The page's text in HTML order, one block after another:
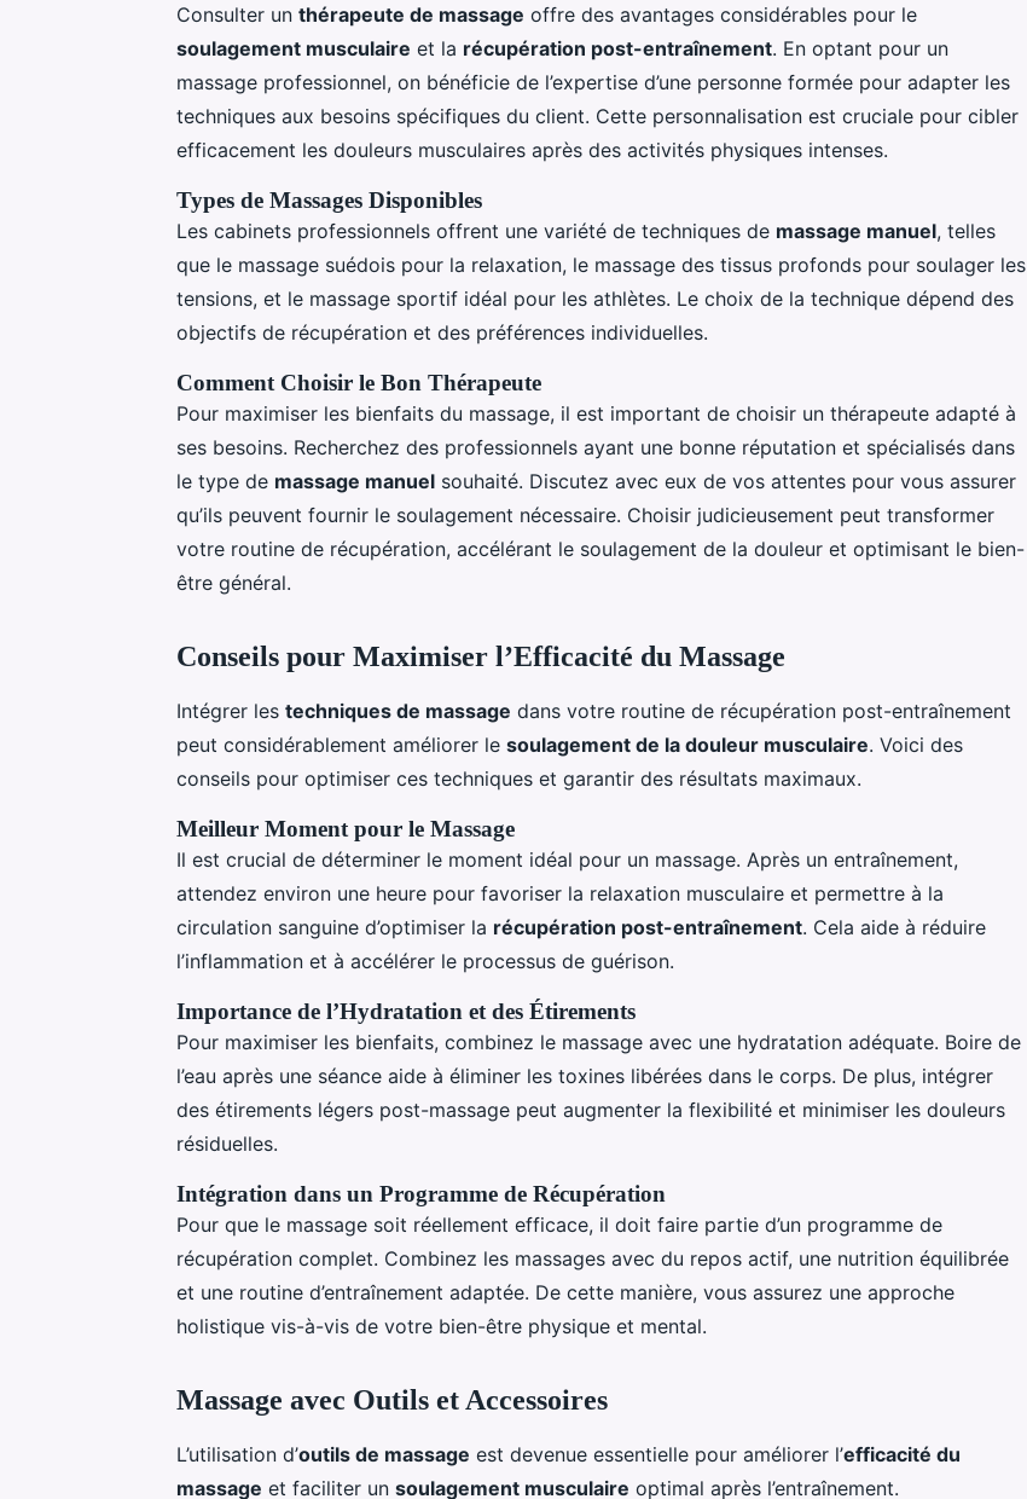
Consulter un thérapeute de massage offre des avantages considérables pour le
soulagement musculaire et la récupération post-entraînement. En optant pour un
massage professionnel, on bénéficie de l’expertise d’une personne formée pour adapter les
techniques aux besoins spécifiques du client. Cette personnalisation est cruciale pour cibler
efficacement les douleurs musculaires après des activités physiques intenses.
Types de Massages Disponibles
Les cabinets professionnels offrent une variété de techniques de massage manuel, telles
que le massage suédois pour la relaxation, le massage des tissus profonds pour soulager les
tensions, et le massage sportif idéal pour les athlètes. Le choix de la technique dépend des
objectifs de récupération et des préférences individuelles.
Comment Choisir le Bon Thérapeute
Pour maximiser les bienfaits du massage, il est important de choisir un thérapeute adapté à
ses besoins. Recherchez des professionnels ayant une bonne réputation et spécialisés dans
le type de massage manuel souhaité. Discutez avec eux de vos attentes pour vous assurer
qu’ils peuvent fournir le soulagement nécessaire. Choisir judicieusement peut transformer
votre routine de récupération, accélérant le soulagement de la douleur et optimisant le bien-
être général.
Conseils pour Maximiser l’Efficacité du Massage
Intégrer les techniques de massage dans votre routine de récupération post-entraînement
peut considérablement améliorer le soulagement de la douleur musculaire. Voici des
conseils pour optimiser ces techniques et garantir des résultats maximaux.
Meilleur Moment pour le Massage
Il est crucial de déterminer le moment idéal pour un massage. Après un entraînement,
attendez environ une heure pour favoriser la relaxation musculaire et permettre à la
circulation sanguine d’optimiser la récupération post-entraînement. Cela aide à réduire
l’inflammation et à accélérer le processus de guérison.
Importance de l’Hydratation et des Étirements
Pour maximiser les bienfaits, combinez le massage avec une hydratation adéquate. Boire de
l’eau après une séance aide à éliminer les toxines libérées dans le corps. De plus, intégrer
des étirements légers post-massage peut augmenter la flexibilité et minimiser les douleurs
résiduelles.
Intégration dans un Programme de Récupération
Pour que le massage soit réellement efficace, il doit faire partie d’un programme de
récupération complet. Combinez les massages avec du repos actif, une nutrition équilibrée
et une routine d’entraînement adaptée. De cette manière, vous assurez une approche
holistique vis-à-vis de votre bien-être physique et mental.
Massage avec Outils et Accessoires
L’utilisation d’outils de massage est devenue essentielle pour améliorer l’efficacité du
massage et faciliter un soulagement musculaire optimal après l’entraînement.